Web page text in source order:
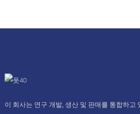
이 회사는 연구 개발, 생산 및 판매를 통합하고